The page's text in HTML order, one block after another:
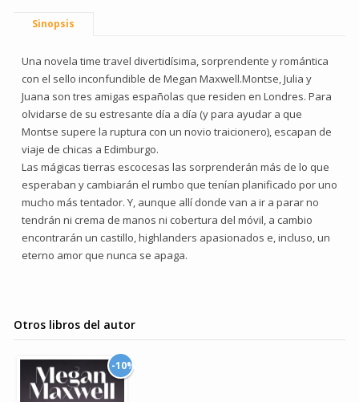
Sinopsis
Una novela time travel divertidísima, sorprendente y romántica
con el sello inconfundible de Megan Maxwell.Montse, Julia y
Juana son tres amigas españolas que residen en Londres. Para
olvidarse de su estresante día a día (y para ayudar a que
Montse supere la ruptura con un novio traicionero), escapan de
viaje de chicas a Edimburgo.
Las mágicas tierras escocesas las sorprenderán más de lo que
esperaban y cambiarán el rumbo que tenían planificado por uno
mucho más tentador. Y, aunque allí donde van a ir a parar no
tendrán ni crema de manos ni cobertura del móvil, a cambio
encontrarán un castillo, highlanders apasionados e, incluso, un
eterno amor que nunca se apaga.
Otros libros del autor
-10%